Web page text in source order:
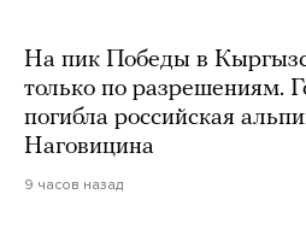
На пик Победы в
только по разрешениям.
погибла российская
Наговицина
9 часов назад